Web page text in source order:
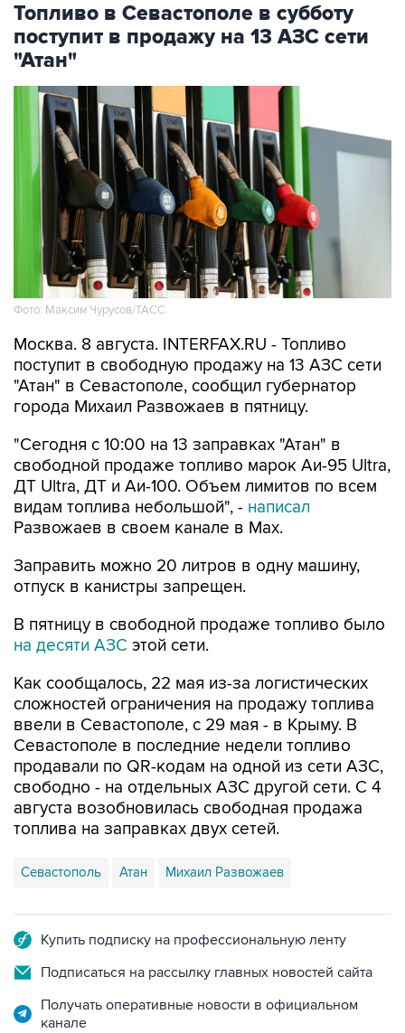
Топливо в Севастополе в субботу
поступит в продажу на 13 АЗС сети
"Атан"
Фото: Максим Чурусов/ТАСС
Москва. 8 августа. INTERFAX.RU - Топливо
поступит в свободную продажу на 13 АЗС сети
"Атан" в Севастополе, сообщил губернатор
города Михаил Развожаев в пятницу.
"Сегодня с 10:00 на 13 заправках "Атан" в
свободной продаже топливо марок Аи-95 Ultra,
ДТ Ultra, ДТ и Аи-100. Объем лимитов по всем
видам топлива небольшой", - написал
Развожаев в своем канале в Max.
Заправить можно 20 литров в одну машину,
отпуск в канистры запрещен.
В пятницу в свободной продаже топливо было
на десяти АЗС этой сети.
Как сообщалось, 22 мая из-за логистических
сложностей ограничения на продажу топлива
ввели в Севастополе, с 29 мая - в Крыму. В
Севастополе в последние недели топливо
продавали по QR-кодам на одной из сети АЗС,
свободно - на отдельных АЗС другой сети. С 4
августа возобновилась свободная продажа
топлива на заправках двух сетей.
Севастополь Атан Михаил Развожаев
Купить подписку на профессиональную ленту
Подписаться на рассылку главных новостей сайта
Получать оперативные новости в официальном
канале